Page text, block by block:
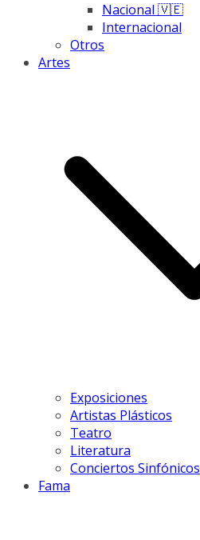
Nacional 🇻🇪
Internacional
Otros
Artes
Exposiciones
Artistas Plásticos
Teatro
Literatura
Conciertos Sinfónicos
Fama